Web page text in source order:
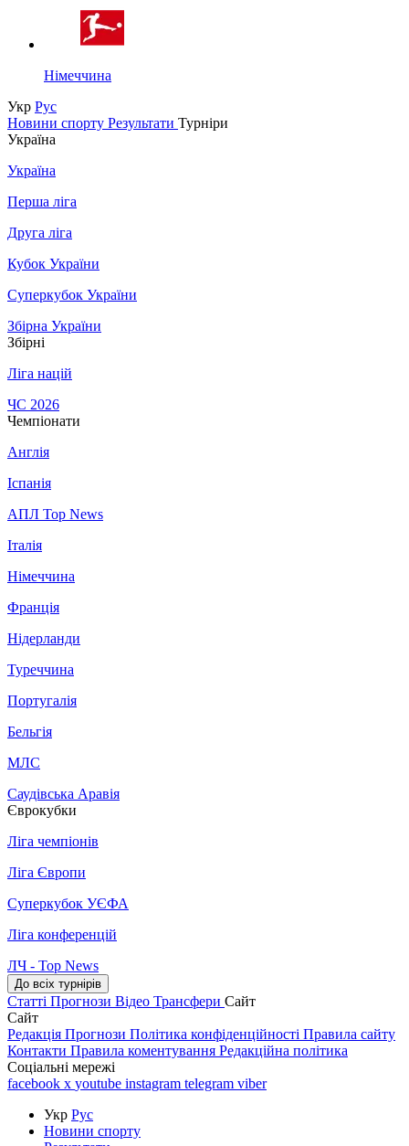
Німеччина
Укр Рус
Новини спорту Результати Турніри
Україна
Україна
Перша ліга
Друга ліга
Кубок України
Суперкубок України
Збірна України
Збірні
Ліга націй
ЧС 2026
Чемпіонати
Англія
Іспанія
АПЛ Top News
Італія
Німеччина
Франція
Нідерланди
Туреччина
Португалія
Бельгія
МЛС
Саудівська Аравія
Єврокубки
Ліга чемпіонів
Ліга Європи
Суперкубок УЄФА
Ліга конференцій
ЛЧ - Top News
До всіх турнірів
Статті Прогнози Відео Трансфери Сайт
Сайт
Редакція Прогнози Політика конфіденційності Правила сайту
Контакти Правила коментування Редакційна політика
Соціальні мережі
facebook x youtube instagram telegram viber
Укр Рус
Новини спорту